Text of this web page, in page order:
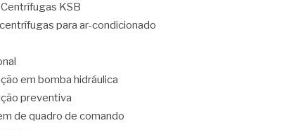
KSB
para ar-condicionado
em bomba hidráulica
preventiva
de quadro de comando